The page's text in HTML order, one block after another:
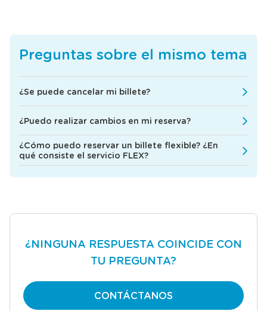
Preguntas sobre el mismo tema
¿Se puede cancelar mi billete?
¿Puedo realizar cambios en mi reserva?
¿Cómo puedo reservar un billete flexible? ¿En
qué consiste el servicio FLEX?
¿NINGUNA RESPUESTA COINCIDE CON
TU PREGUNTA?
CONTÁCTANOS